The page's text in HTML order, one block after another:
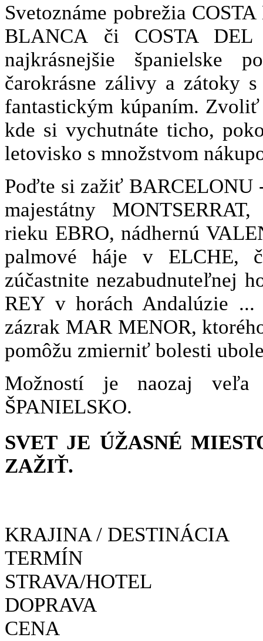
Svetoznáme pobrežia
BLANCA či COSTA DEL
najkrásnejšie španielske
čarokrásne zálivy a zátoky
fantastickým kúpaním.
kde si vychutnáte ticho,
letovisko s množstvom
Poďte si zažiť BARCELONU
majestátny
rieku EBRO, nádhernú
palmové háje v ELCHE,
zúčastnite nezabudnuteľnej
REY v horách Andalúzie ...
zázrak MAR MENOR,
pomôžu zmierniť bolesti
Možností je naozaj
ŠPANIELSKO.
SVET JE ÚŽASNÉ
ZAŽIŤ.
KRAJINA / DESTINÁCIA
TERMÍN
STRAVA/HOTEL
DOPRAVA
CENA